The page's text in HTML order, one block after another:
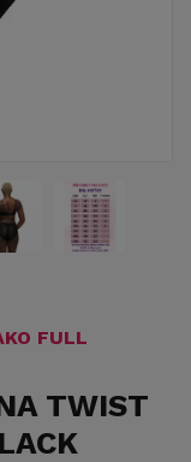
FULL
TWIST